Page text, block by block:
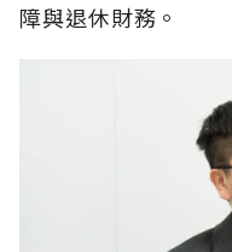
障與退休財務。